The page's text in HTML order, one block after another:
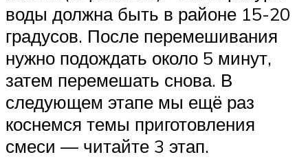
воды должна быть в районе 15-20
градусов. После перемешивания
нужно подождать около 5 минут,
затем перемешать снова. В
следующем этапе мы ещё раз
коснемся темы приготовления
смеси — читайте 3 этап.